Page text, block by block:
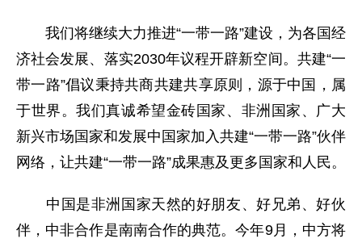
我们将继续大力推进“一带一路”建设，为各国经
济社会发展、落实2030年议程开辟新空间。共建“一
带一路”倡议秉持共商共建共享原则，源于中国，属
于世界。我们真诚希望金砖国家、非洲国家、广大
新兴市场国家和发展中国家加入共建“一带一路”伙伴
网络，让共建“一带一路”成果惠及更多国家和人民。
中国是非洲国家天然的好朋友、好兄弟、好伙
伴，中非合作是南南合作的典范。今年9月，中方将